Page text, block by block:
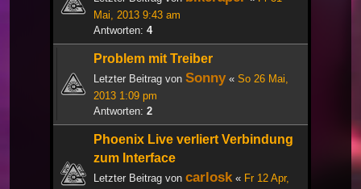
Mai, 2013 9:43 am
Antworten: 4
Problem mit Treiber
Letzter Beitrag von Sonny« So 26 Mai,
2013 1:09 pm
Antworten: 2
Phoenix Live verliert Verbindung
zum Interface
Letzter Beitrag von carlosk« Fr 12 Apr,